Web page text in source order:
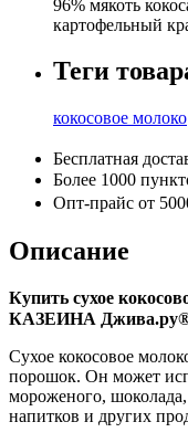
96% мякоть
картофельный
Теги
кокосовое молоко
Бесплатная
Более 1000
Опт-прайс от
Описание
Купить сухое
КАЗЕИНА
Сухое кокосовое
порошок. Он может
мороженого, шоколада,
напитков и других